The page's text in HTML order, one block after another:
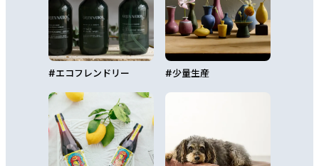
#エコフレンドリー #少量生産